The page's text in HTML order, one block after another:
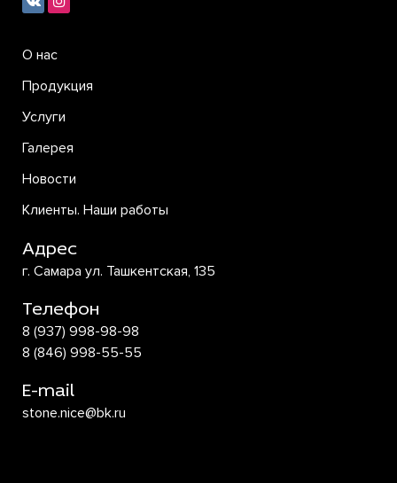
О нас
Продукция
Услуги
Галерея
Новости
Клиенты. Наши работы
Адрес
г. Самара ул. Ташкентская, 135
Телефон
8 (937) 998-98-98
8 (846) 998-55-55
E-mail
stone.nice@bk.ru